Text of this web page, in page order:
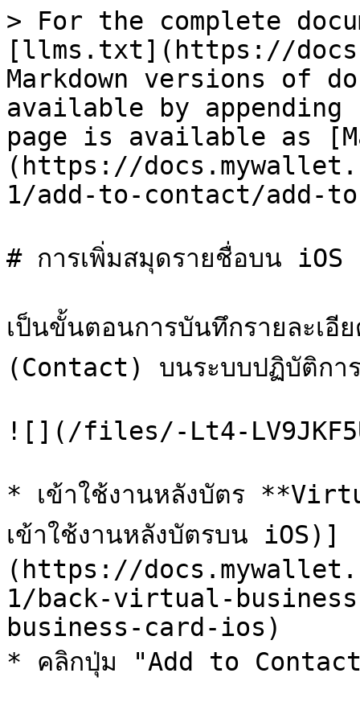
> For the complete
[llms.txt](https://
Markdown versions of
available by
page is available as
(https://
1/add-to-contact/add-
# การเพิ่มสมุดรายชื่อบน iOS
เป็นขั้นตอนการบันทึกรายละเอี
(Contact) บนระบบปฏิบัติกา
![](/files/-Lt4-
* เข้าใช้งานหลังบัตร
เข้าใช้งานหลังบัตรบน iOS)]
(https://
1/back-virtual-
business-card-ios)
* คลิกปุ่ม "Add to